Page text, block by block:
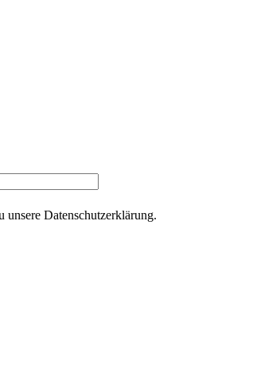
Datenschutzerklärung.